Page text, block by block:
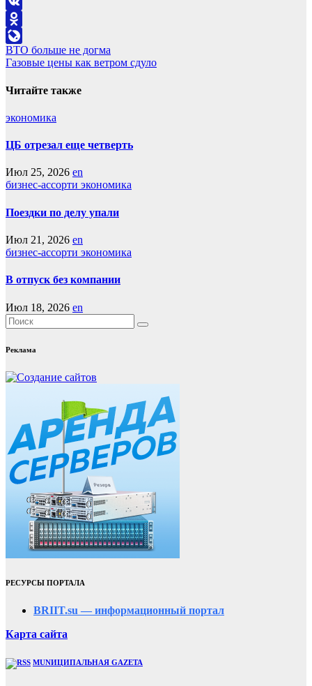
VK
Odnoklassniki
LiveJournal
Навигация
по
записям
ВТО больше не догма
Газовые цены как ветром сдуло
Читайте также
экономика
ЦБ отрезал еще четверть
Июл 25, 2026 en
бизнес-ассорти экономика
Поездки по делу упали
Июл 21, 2026 en
бизнес-ассорти экономика
В отпуск без компании
Июл 18, 2026 en
Реклама
РЕСУРСЫ ПОРТАЛА
BRIIT.su — информационный портал
Карта сайта
MUNИЦИПАЛЬНАЯ GAZЕТА